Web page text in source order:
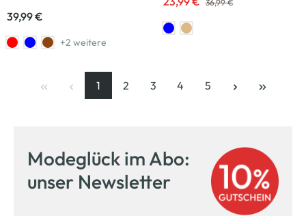
39,99 €
+2 weitere
36,99 €
Seite
1
, aktuelle Seite
Seite
2
Seite
3
Seite
4
Seite
5
Modeglück im Abo:
unser Newsletter